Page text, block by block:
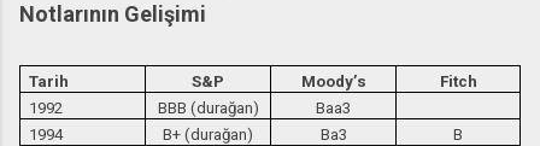
Notlarının Gelişimi
Tarih S&P Moody’s
Fitch
1992
BBB (durağan)
Baa3
1994
B+ (durağan) Ba3
B